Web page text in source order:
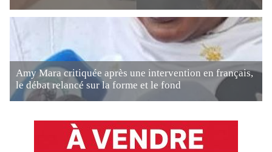
Amy Mara critiquée après une intervention en français,
le débat relancé sur la forme et le fond